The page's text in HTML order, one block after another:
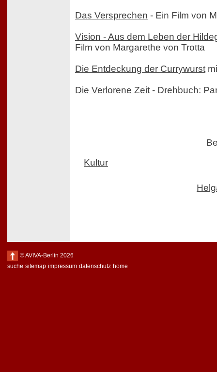
Das Versprechen - Ein Film von
Vision - Aus dem Leben der
Film von Margarethe von Trotta
Die Entdeckung der Currywurst
Die Verlorene Zeit - Drehbuch:
Kultur
© AVIVA-Berlin 2026
suche sitemap impressum datenschutz home